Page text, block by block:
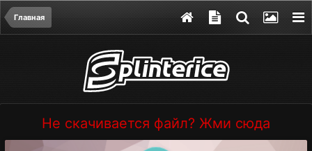
Главная
Не скачивается файл? Жми сюда